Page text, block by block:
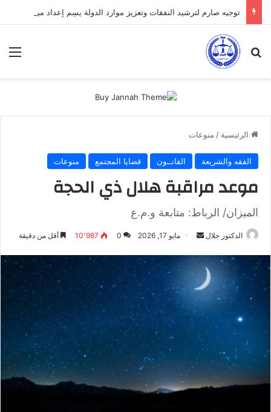
بحث عن
الرئيسية / منوعات
الفقه والشريعة القانــون قضايا المجتمع منوعات
موعد مراقبة هلال ذي الحجة
الميزان/ الرباط: متابعة و.م.ع
الدكتور جلال
أرسل
إلكترونيا
مايو 17, 2026 0 10٬987 أقل من دقيقة